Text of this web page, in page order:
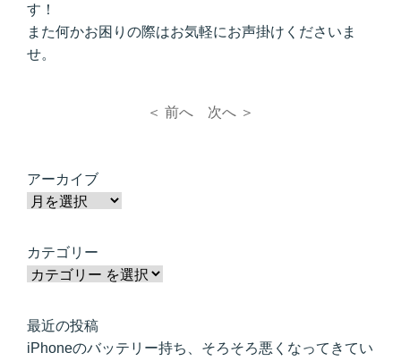
す！
また何かお困りの際はお気軽にお声掛けくださいま
せ。
＜ 前へ 次へ ＞
アーカイブ
カテゴリー
最近の投稿
iPhoneのバッテリー持ち、そろそろ悪くなってきてい